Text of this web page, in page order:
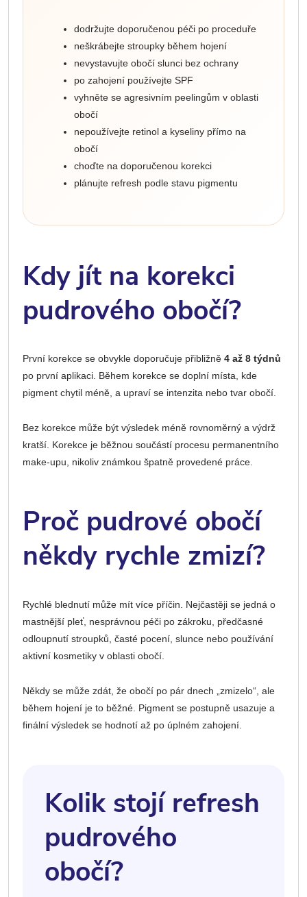
dodržujte doporučenou péči po proceduře
neškrábejte stroupky během hojení
nevystavujte obočí slunci bez ochrany
po zahojení používejte SPF
vyhněte se agresivním peelingům v oblasti
obočí
nepoužívejte retinol a kyseliny přímo na
obočí
choďte na doporučenou korekci
plánujte refresh podle stavu pigmentu
Kdy jít na korekci
pudrového obočí?
První korekce se obvykle doporučuje přibližně 4 až 8 týdnů
po první aplikaci. Během korekce se doplní místa, kde
pigment chytil méně, a upraví se intenzita nebo tvar obočí.
Bez korekce může být výsledek méně rovnoměrný a výdrž
kratší. Korekce je běžnou součástí procesu permanentního
make-upu, nikoliv známkou špatně provedené práce.
Proč pudrové obočí
někdy rychle zmizí?
Rychlé blednutí může mít více příčin. Nejčastěji se jedná o
mastnější pleť, nesprávnou péči po zákroku, předčasné
odloupnutí stroupků, časté pocení, slunce nebo používání
aktivní kosmetiky v oblasti obočí.
Někdy se může zdát, že obočí po pár dnech „zmizelo“, ale
během hojení je to běžné. Pigment se postupně usazuje a
finální výsledek se hodnotí až po úplném zahojení.
Kolik stojí refresh
pudrového
obočí?